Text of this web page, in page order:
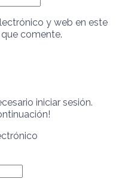
y web en este
comente.
iniciar sesión.